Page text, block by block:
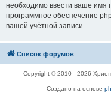
необходимо ввести ваше имя
программное обеспечение
вашей учётной записи.
Список форумов
Copyright © 2010 - 2026
Создано на основе